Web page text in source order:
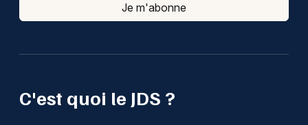
C'est quoi le JDS ?
Je m'abonne